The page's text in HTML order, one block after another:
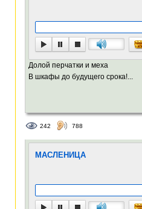
Долой перчатки и меха
В шкафы до будущего срока!...
242 788
МАСЛЕНИЦА